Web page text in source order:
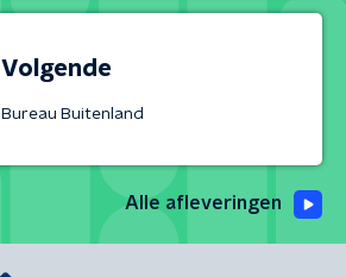
Volgende
Bureau Buitenland
Alle afleveringen